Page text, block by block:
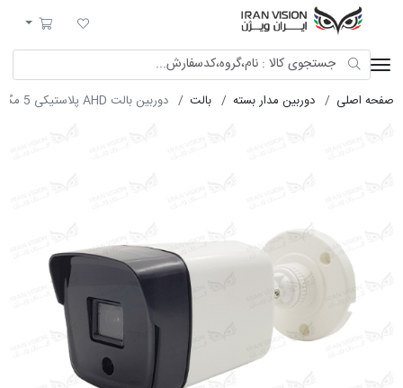
لیست مورد علاقه
سبد خرید
صفحه اصلی دوربین مدار بسته بالت دوربین بالت AHD پلاستیکی 5 مگاپیکسل با لنز 3.6